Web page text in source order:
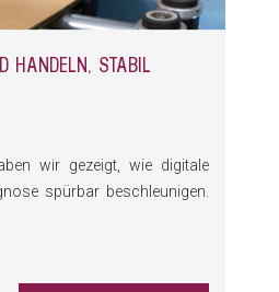
HANDELN, STABIL
wir gezeigt, wie digitale
spürbar beschleunigen.
starke Ersatzteil‑ und